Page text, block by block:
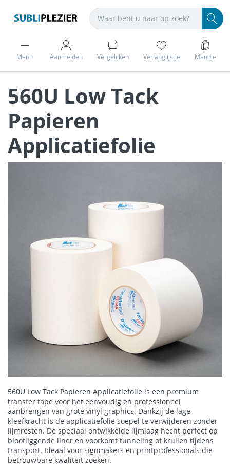
Menu Aanmelden Vergelijken Verlanglijstje Mandje
560U Low Tack
Papieren
Applicatiefolie
560U Low Tack Papieren Applicatiefolie is een premium
transfer tape voor het eenvoudig en professioneel
aanbrengen van grote vinyl graphics. Dankzij de lage
kleefkracht is de applicatiefolie soepel te verwijderen zonder
lijmresten. De speciaal ontwikkelde lijmlaag hecht perfect op
blootliggende liner en voorkomt tunneling of krullen tijdens
transport. Ideaal voor signmakers en printprofessionals die
betrouwbare kwaliteit zoeken.